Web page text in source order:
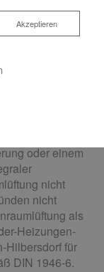
oder einem
nicht
nicht
als
Heizungen-
Hilbersdorf für
DIN 1946-6.
Akzeptieren